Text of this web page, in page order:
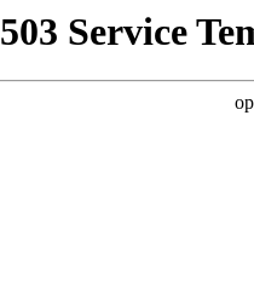
503 Service